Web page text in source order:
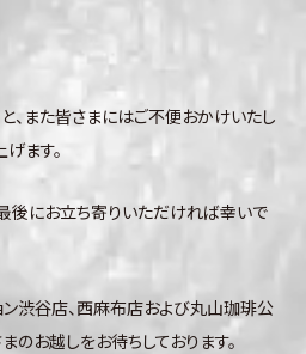
、また皆さまにはご不便おかけいたし
ます。
後にお立ち寄りいただければ幸いで
ン渋谷店、西麻布店および丸山珈琲公
のお越しをお待ちしております。